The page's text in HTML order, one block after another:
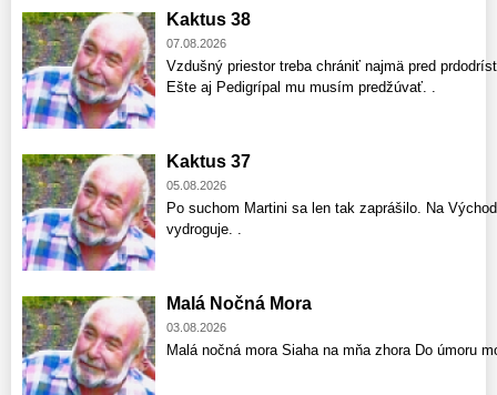
Kaktus 38
07.08.2026
Vzdušný priestor treba chrániť najmä pred
Ešte aj Pedigrípal mu musím predžúvať. .
Kaktus 37
05.08.2026
Po suchom Martini sa len tak zaprášilo. Na
vydroguje. .
Malá Nočná Mora
03.08.2026
Malá nočná mora Siaha na mňa zhora Do úmoru